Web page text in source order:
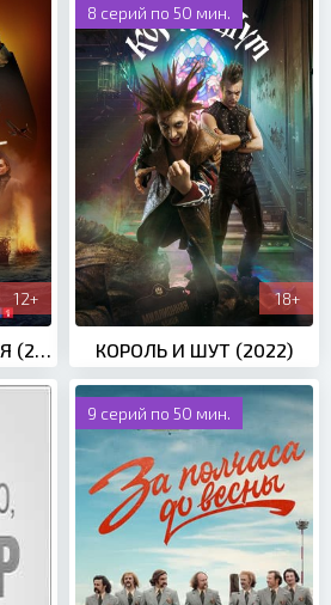
12+
СЕДЬМАЯ СИМФОНИЯ (2021)
8 серий по 50 мин.
18+
КОРОЛЬ И ШУТ (2022)
9 серий по 50 мин.